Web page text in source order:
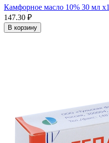
Камфорное масло 10% 30 мл x1
147.30 ₽
В корзину